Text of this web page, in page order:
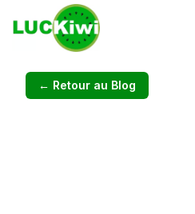
← Retour au Blog